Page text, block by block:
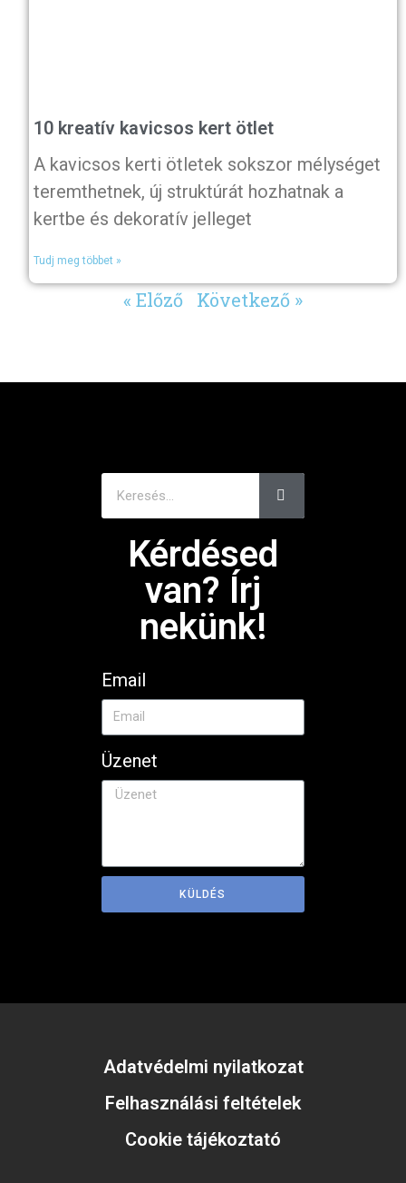
10 kreatív kavicsos kert ötlet
A kavicsos kerti ötletek sokszor mélységet
teremthetnek, új struktúrát hozhatnak a
kertbe és dekoratív jelleget
Tudj meg többet »
« Előző Következő »
Kérdésed
van? Írj
nekünk!
Email
Üzenet
KÜLDÉS
Adatvédelmi nyilatkozat
Felhasználási feltételek
Cookie tájékoztató